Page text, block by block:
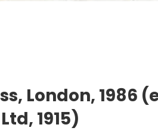
London, 1986
1915)